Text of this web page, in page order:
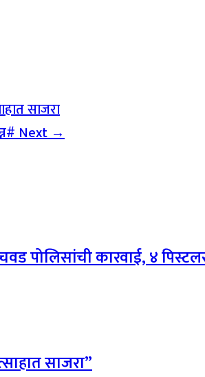
साजरा
Next →
पोलिसांची कारवाई, ४
साजरा”